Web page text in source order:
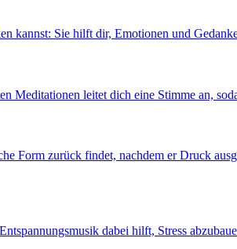
kannst: Sie hilft dir, Emotionen und
Meditationen leitet dich eine Stimme an,
Form zurück findet, nachdem er Druck
dabei hilft, Stress